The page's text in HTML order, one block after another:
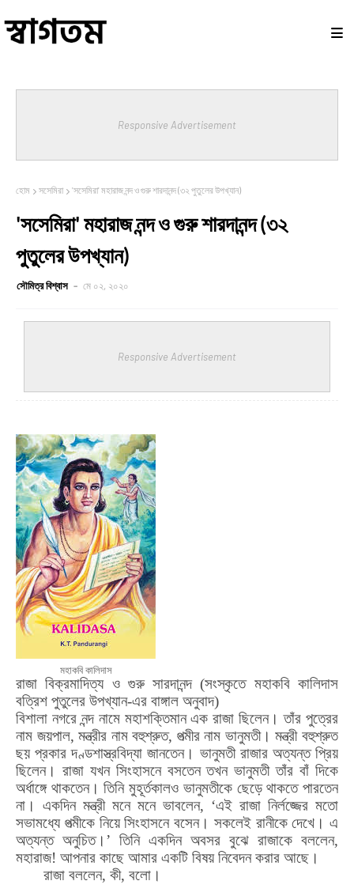
Responsive Advertisement
হোম সসেমিরা 'সসেমিরা' মহারাজ নন্দ ও গুরু শারদানন্দ (৩২ পুতুলের উপখ্যান)
'সসেমিরা' মহারাজ নন্দ ও গুরু শারদানন্দ (৩২
পুতুলের উপখ্যান)
সৌমিত্র বিশ্বাস মে ০২, ২০২০
Responsive Advertisement
মহাকবি কালিদাস
রাজা বিক্রমাদিত্য ও গুরু সারদানন্দ (সংস্কৃতে মহাকবি কালিদাস
বত্রিশ পুতুলের উপখ্যান-এর বাঙ্গাল অনুবাদ)
বিশালা নগরে নন্দ নামে মহাশক্তিমান এক রাজা ছিলেন। তাঁর পুত্রের
নাম জয়পাল, মন্ত্রীর নাম বহুশ্রুত, পত্মীর নাম ভানুমতী। মন্ত্রী বহুশ্রুত
ছয় প্রকার দণ্ডশাস্ত্রবিদ্যা জানতেন। ভানুমতী রাজার অত্যন্ত প্রিয়
ছিলেন। রাজা যখন সিংহাসনে বসতেন তখন ভানুমতী তাঁর বাঁ দিকে
অর্ধাঙ্গে থাকতেন। তিনি মুহূর্তকালও ভানুমতীকে ছেড়ে থাকতে পারতেন
না। একদিন মন্ত্রী মনে মনে ভাবলেন, ‘এই রাজা নির্লজ্জের মতো
সভামধ্যে পত্মীকে নিয়ে সিংহাসনে বসেন। সকলেই রানীকে দেখে। এ
অত্যন্ত অনুচিত।’ তিনি একদিন অবসর বুঝে রাজাকে বললেন,
মহারাজ! আপনার কাছে আমার একটি বিষয় নিবেদন করার আছে।
রাজা বললেন, কী, বলো।